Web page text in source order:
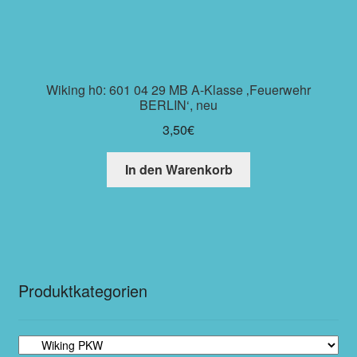
Wiking h0: 601 04 29 MB A-Klasse ‚Feuerwehr
BERLIN‘, neu
3,50€
In den Warenkorb
Produktkategorien